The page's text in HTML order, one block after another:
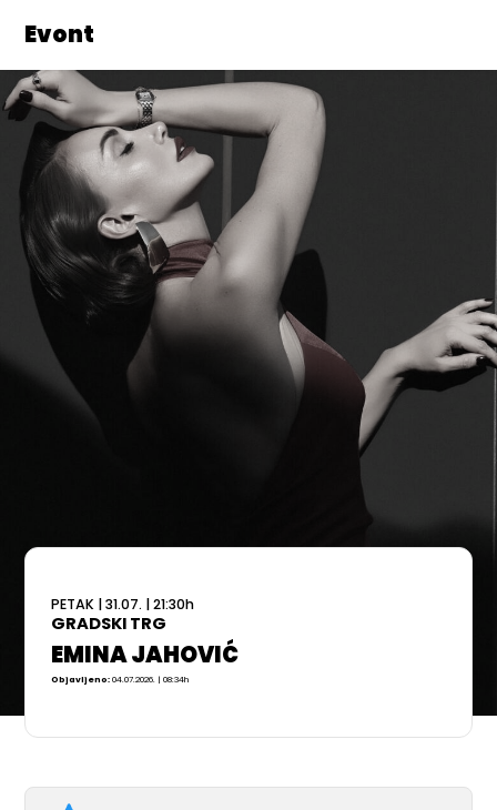
Evont
PETAK |31.07. |21:30h
GRADSKI TRG
EMINA JAHOVIĆ
Objavljeno:04.07.2026. | 08:34h